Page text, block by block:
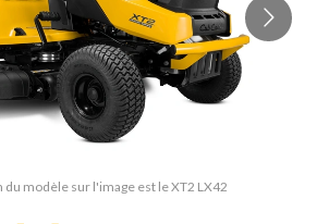
du modèle sur l'image est le XT2 LX42